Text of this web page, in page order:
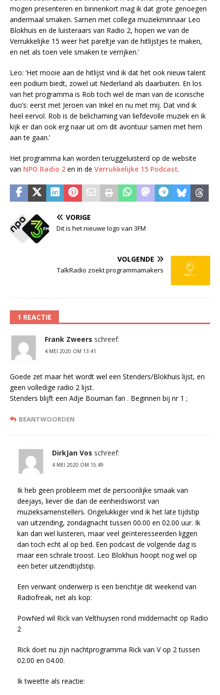
mogen presenteren en binnenkort mag ik dat grote genoegen
andermaal smaken. Samen met collega muziekminnaar Leo
Blokhuis en de luisteraars van Radio 2, hopen we van de
Verrukkelijke 15 weer het pareltje van de hitlijstjes te maken,
en net als toen vele smaken te verrijken.’
Leo: ‘Het mooie aan de hitlijst vind ik dat het ook nieuw talent
een podium biedt, zowel uit Nederland als daarbuiten. En los
van het programma is Rob toch wel de man van de iconische
duo’s: eerst met Jeroen van Inkel en nu met mij. Dat vind ik
heel eervol. Rob is de belichaming van liefdevolle muziek en ik
kijk er dan ook erg naar uit om dit avontuur samen met hem
aan te gaan.’
Het programma kan worden teruggeluisterd op de website
van NPO Radio 2 en in de Verrukkelijke 15 Podcast.
VORIGE
Dit is het nieuwe logo van 3FM
VOLGENDE
TalkRadio zoekt programmamakers
1 REACTIE
Frank Zweers schreef:
4 MEI 2020 OM 13:41
Goede zet maar het wordt wel een Stenders/Blokhuis lijst, en
geen volledige radio 2 lijst.
Stenders blijft een Adje Bouman fan . Beginnen bij nr 1 ;
BEANTWOORDEN
DirkJan Vos schreef:
4 MEI 2020 OM 15:49
Ik heb geen probleem met de persoonlijke smaak van
deejays, liever die dan de eenheidsworst van
muzieksamenstellers. Ongelukkiger vind ik het late tijdstip
van uitzending, zondagnacht tussen 00.00 en 02.00 uur. Ik
kan dan wel luisteren, maar veel geïnteresseerden liggen
dan toch echt al op bed. Een podcast de volgende dag is
maar een schrale troost. Leo Blokhuis hoopt nog wel op
een beter uitzendtijdstip.
Een verwant onderwerp is een berichtje dit weekend van
Radiofreak, net als kop:
PowNed wil Rick van Velthuysen rond middernacht op Radio
2
Rick doet nu zijn nachtprogramma Rick van V op 2 tussen
02.00 en 04.00.
Ik tweette als reactie: